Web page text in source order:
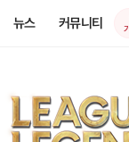
뉴스 커뮤니티